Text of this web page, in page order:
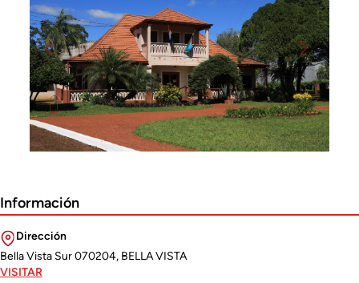
Previous Next
Información
Dirección
Bella Vista Sur 070204, BELLA VISTA
VISITAR